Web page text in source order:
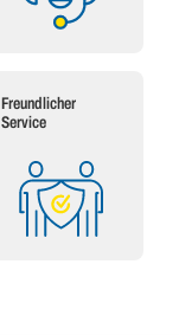
Freundlicher
Service